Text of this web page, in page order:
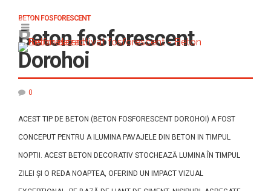
BETON FOSFORESCENT
Beton fosforescent
Dorohoi
0
ACEST TIP DE BETON (BETON FOSFORESCENT DOROHOI) A FOST
CONCEPUT PENTRU A ILUMINA PAVAJELE DIN BETON IN TIMPUL
NOPTII. ACEST BETON DECORATIV STOCHEAZĂ LUMINA ÎN TIMPUL
ZILEI ȘI O REDA NOAPTEA, OFERIND UN IMPACT VIZUAL